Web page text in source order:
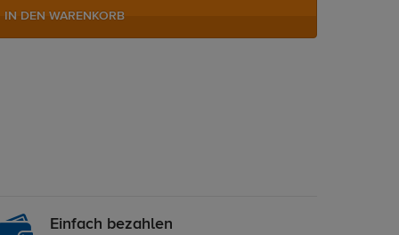
IN DEN WARENKORB
Einfach bezahlen